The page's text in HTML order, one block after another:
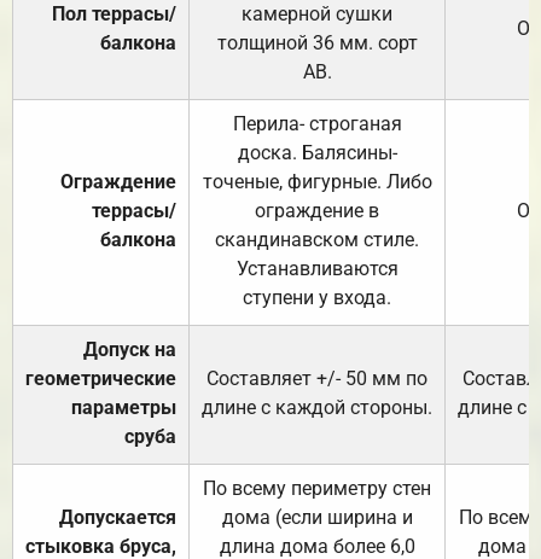
Пол террасы/
балкона
камерной сушки
толщиной 36 мм. сорт
АВ.
Ограждение
террасы/
балкона
Перила- строганая
доска. Балясины-
точеные, фигурные. Либо
ограждение в
скандинавском стиле.
Устанавливаются
ступени у входа.
Допуск на
геометрические
параметры
сруба
Составляет +/- 50 мм по
длине с каждой стороны.
длине с
Допускается
стыковка бруса,
По всему периметру стен
дома (если ширина и
длина дома более 6,0
По
дома